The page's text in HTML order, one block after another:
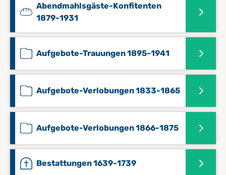
Abendmahlsgäste-Konfitenten
1879-1931
Aufgebote-Trauungen 1895-1941
Aufgebote-Verlobungen 1833-1865
Aufgebote-Verlobungen 1866-1875
Bestattungen 1639-1739